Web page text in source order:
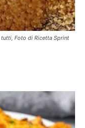
Foto di Ricetta Sprint